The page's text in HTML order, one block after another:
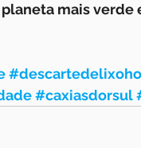
mais verde
#caxiasdorsul